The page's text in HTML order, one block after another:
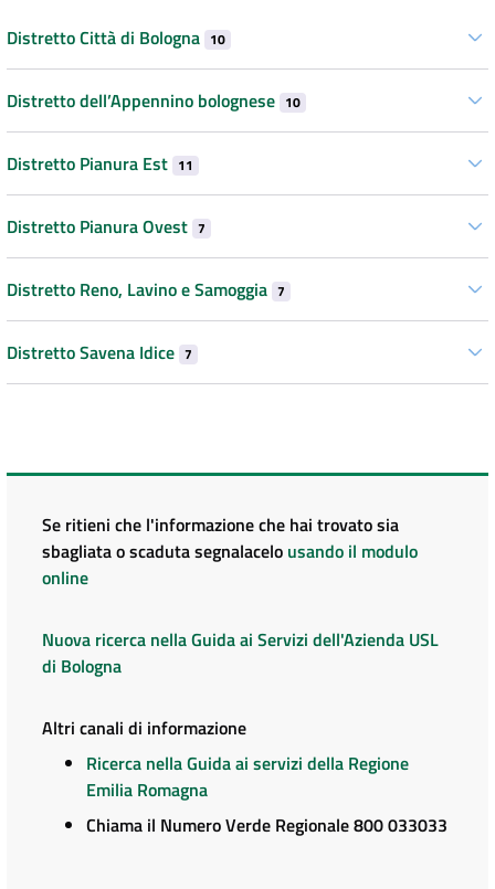
Distretto Città di Bologna 10
Distretto dell’Appennino bolognese 10
Distretto Pianura Est 11
Distretto Pianura Ovest 7
Distretto Reno, Lavino e Samoggia 7
Distretto Savena Idice 7
Se ritieni che l'informazione che hai trovato sia
sbagliata o scaduta segnalacelo usando il modulo
online
Nuova ricerca nella Guida ai Servizi dell'Azienda USL
di Bologna
Altri canali di informazione
Ricerca nella Guida ai servizi della Regione
Emilia Romagna
Chiama il Numero Verde Regionale 800 033033